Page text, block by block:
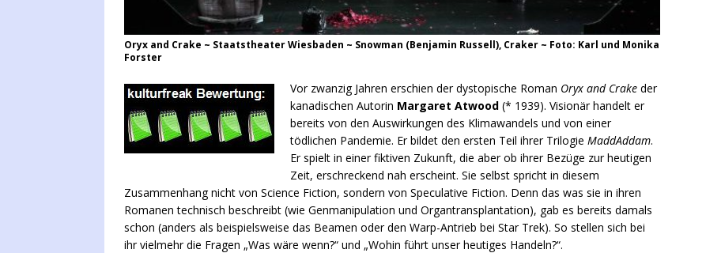
Oryx and Crake ~ Staatstheater Wiesbaden ~ Snowman (Benjamin Russell), Craker ~ Foto: Karl und Monika
Forster
Vor zwanzig Jahren erschien der dystopische Roman Oryx and Crake der
kanadischen Autorin Margaret Atwood (* 1939). Visionär handelt er
bereits von den Auswirkungen des Klimawandels und von einer
tödlichen Pandemie. Er bildet den ersten Teil ihrer Trilogie MaddAddam.
Er spielt in einer fiktiven Zukunft, die aber ob ihrer Bezüge zur heutigen
Zeit, erschreckend nah erscheint. Sie selbst spricht in diesem
Zusammenhang nicht von Science Fiction, sondern von Speculative Fiction. Denn das was sie in ihren
Romanen technisch beschreibt (wie Genmanipulation und Organtransplantation), gab es bereits damals
schon (anders als beispielsweise das Beamen oder den Warp-Antrieb bei Star Trek). So stellen sich bei
ihr vielmehr die Fragen „Was wäre wenn?“ und „Wohin führt unser heutiges Handeln?“.